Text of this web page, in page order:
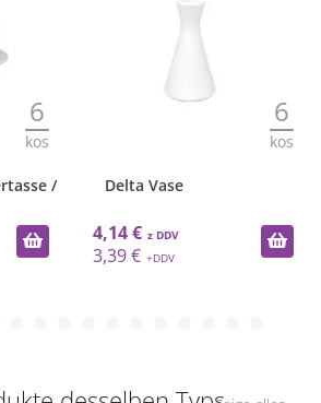
6
kos
/
6
kos
Delta Vase
4,14 €
3,39 €